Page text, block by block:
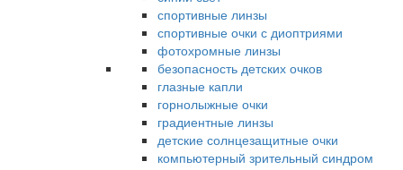
спортивные линзы
спортивные очки с диоптриями
фотохромные линзы
безопасность детских очков
глазные капли
горнолыжные очки
градиентные линзы
детские солнцезащитные очки
компьютерный зрительный синдром